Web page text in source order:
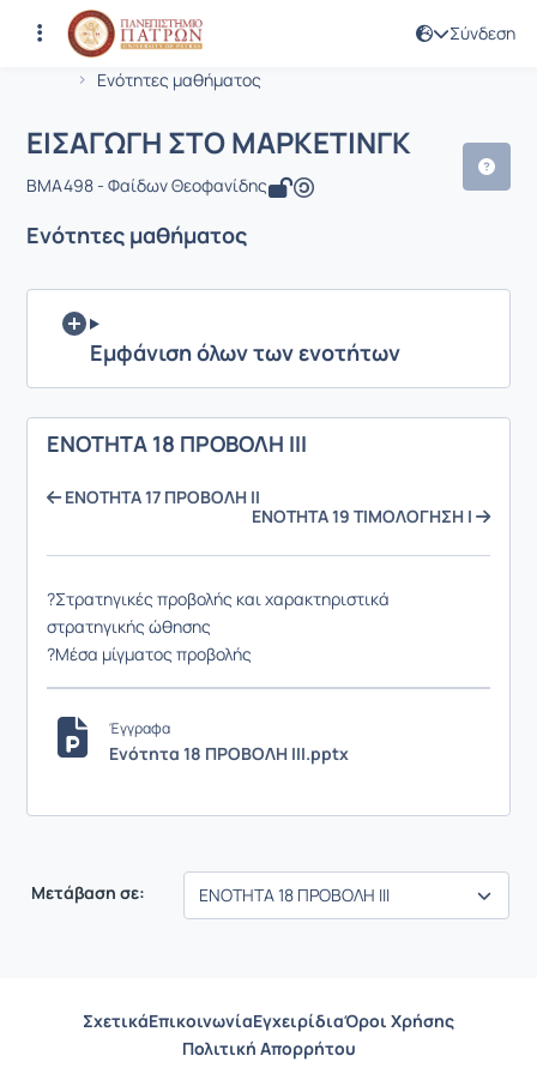
Σύνδεση
Αρχική Σελίδα
Ενότητες μαθήματος
Μάθημα : ΕΙΣΑΓΩΓΗ ΣΤΟ ΜΑΡΚΕΤΙΝΓΚ
Κωδικός : BMA498
ΕΙΣΑΓΩΓΗ ΣΤΟ ΜΑΡΚΕΤΙΝΓΚ
BMA498 - Φαίδων Θεοφανίδης
Ενότητες μαθήματος
Εμφάνιση όλων των ενοτήτων
ΕΝΟΤΗΤΑ 18 ΠΡΟΒΟΛΗ ΙΙΙ
ΕΝΟΤΗΤΑ 17 ΠΡΟΒΟΛΗ ΙΙ
ΕΝΟΤΗΤΑ 19 ΤΙΜΟΛΟΓΗΣΗ Ι
?Στρατηγικές προβολής και χαρακτηριστικά
στρατηγικής ώθησης
?Μέσα μίγματος προβολής
Έγγραφα
Ενότητα 18 ΠΡΟΒΟΛΗ IΙΙ.pptx
Μετάβαση σε:
ΣχετικάΕπικοινωνίαΕγχειρίδιαΌροι Χρήσης
Πολιτική Απορρήτου